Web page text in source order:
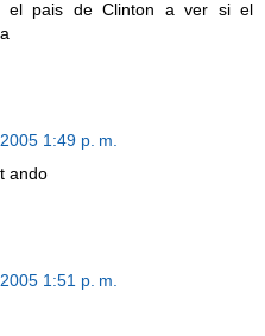
el pais de Clinton a ver si el
1:49 p. m.
ando
1:51 p. m.